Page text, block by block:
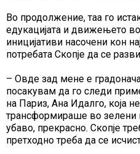
Во продолжение, таа го
едукацијата и движењето
иницијативи насочени кон
потребата Скопје да се
– Овде зад мене е
посакувам да го следи
на Париз, Ана Идалго, која
трансформираше во зелени
убаво, прекрасно. Скопје
претходно треба да се